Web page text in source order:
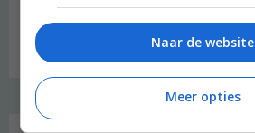
Naar de website
Meer opties